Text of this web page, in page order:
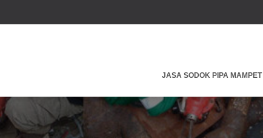
JASA SODOK PIPA MAMPET